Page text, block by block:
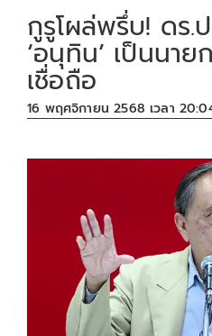
กูรูโผล่พรึ่บ! ดร.
‘อนุทิน’ เป็นนา
เชื่อถือ
16 พฤศจิกายน 2568 เวลา